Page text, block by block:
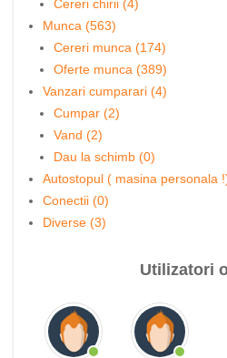
Cereri chirii (4)
Munca (563)
Cereri munca (174)
Oferte munca (389)
Vanzari cumparari (4)
Cumpar (2)
Vand (2)
Dau la schimb (0)
Autostopul ( masina personala
Conectii (0)
Diverse (3)
Utilizatori